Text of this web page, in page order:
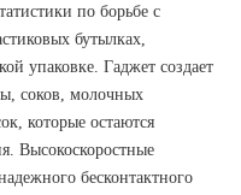
по борьбе с
бутылках,
упаковке. Гаджет создает
соков, молочных
которые остаются
Высокоскоростные
бесконтактного